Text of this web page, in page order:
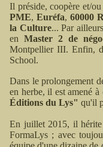
Il préside, coopère et/
PME,Euréfa,60000
la Culture... Par
en Master 2 de
Montpellier III. Enfin,
School.
Dans le prolongement
en herbe, il est amené
Éditions du Lys" qu'il
En juillet 2015, il hérite
FormaLys ; avec